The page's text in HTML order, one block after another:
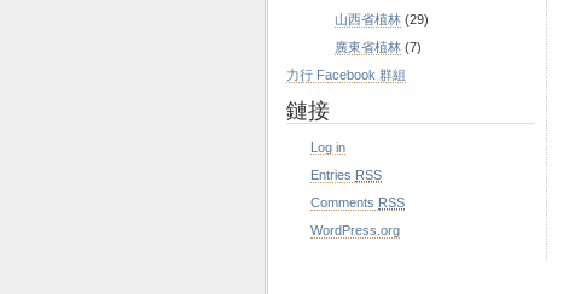
山西省植林 (29)
廣東省植林 (7)
力行 Facebook 群組
鏈接
Log in
Entries RSS
Comments RSS
WordPress.org